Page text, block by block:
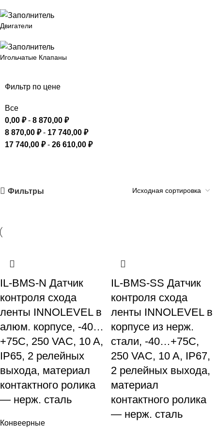
Двигатели
Игольчатые Клапаны
Фильтр по цене
Все
0,00 ₽- 8 870,00 ₽
8 870,00 ₽- 17 740,00 ₽
17 740,00 ₽- 26 610,00 ₽
Фильтры
IL-BMS-N Датчик
контроля схода
ленты INNOLEVEL в
алюм. корпусе, -40…
+75С, 250 VAC, 10 A,
IP65, 2 релейных
выхода, материал
контактного ролика
— нерж. сталь
Конвеерные
IL-BMS-SS Датчик
контроля схода
ленты INNOLEVEL в
корпусе из нерж.
стали, -40…+75С,
250 VAC, 10 A, IP67,
2 релейных выхода,
материал
контактного ролика
— нерж. сталь